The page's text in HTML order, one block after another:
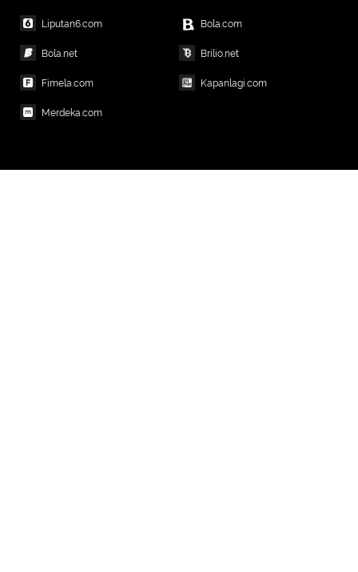
Liputan6.com Bola.com
Bola.net Brilio.net
Fimela.com Kapanlagi.com
Merdeka.com